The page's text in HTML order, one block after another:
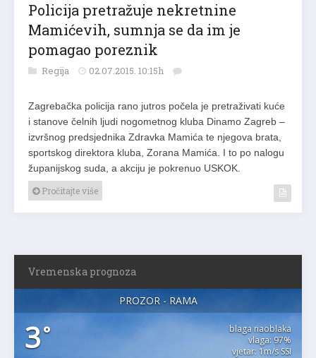
Policija pretražuje nekretnine
Mamićevih, sumnja se da im je
pomagao poreznik
Regija 02.07.2015. 10:15h
Zagrebačka policija rano jutros počela je pretraživati kuće
i stanove čelnih ljudi nogometnog kluba Dinamo Zagreb –
izvršnog predsjednika Zdravka Mamića te njegova brata,
sportskog direktora kluba, Zorana Mamića. I to po nalogu
županijskog suda, a akciju je pokrenuo USKOK.
Pročitajte više
Vremenska prognoza
PROZOR - RAMA
3°
blaga naoblaka
vlaga: 97%
vjetar: 1m/s SSI